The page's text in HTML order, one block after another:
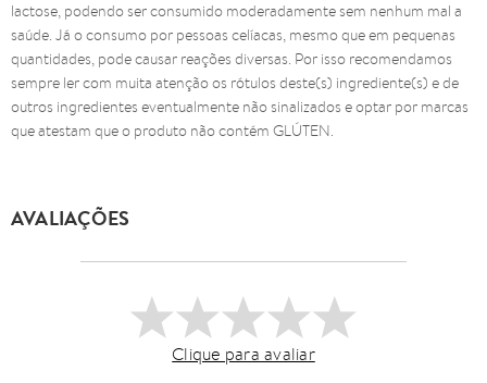
lactose, podendo ser consumido moderadamente sem nenhum mal a
saúde. Já o consumo por pessoas celíacas, mesmo que em pequenas
quantidades, pode causar reações diversas. Por isso recomendamos
sempre ler com muita atenção os rótulos deste(s) ingrediente(s) e de
outros ingredientes eventualmente não sinalizados e optar por marcas
que atestam que o produto não contém GLÚTEN.
AVALIAÇÕES
Clique para avaliar